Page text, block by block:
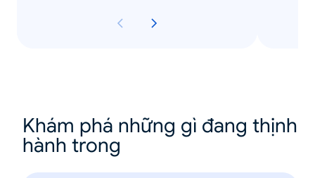
Khám phá những gì đang thịnh
hành trong